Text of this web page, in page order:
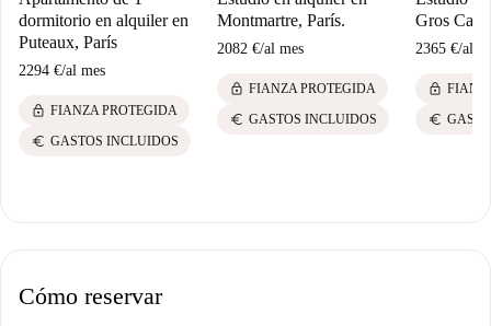
dormitorio en alquiler en
Puteaux, París
2294 €/al mes
lock FIANZA PROTEGIDA
euro GASTOS INCLUIDOS
Montmartre, París.
2082 €/al mes
lock FIANZA PROTEGIDA
euro GASTOS INCLUIDOS
Gros
2365 €/al
lock
euro
Cómo reservar